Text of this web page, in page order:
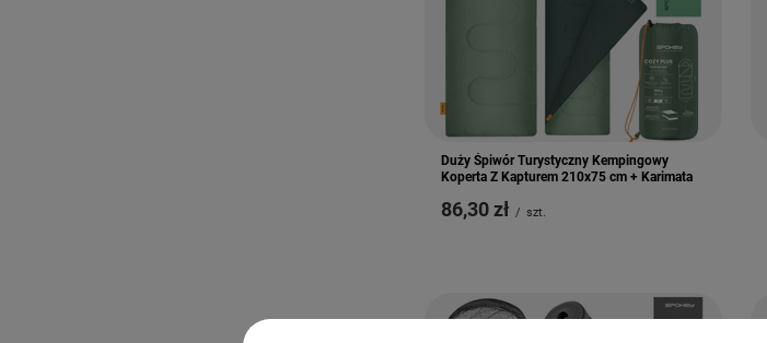
Duży Śpiwór Turystyczny Kempingowy
Koperta Z Kapturem 210x75 cm + Karimata
86,30 zł / szt.